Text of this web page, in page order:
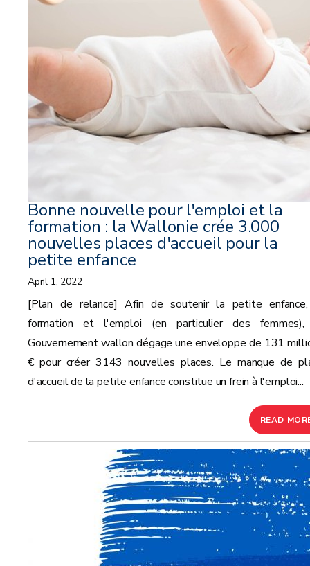
Bonne nouvelle pour l'emploi et la
formation : la Wallonie crée 3.000
nouvelles places d'accueil pour la
petite enfance
April 1, 2022
[Plan de relance] Afin de soutenir la petite
formation et l'emploi (en particulier des
Gouvernement wallon dégage une enveloppe de 131
€ pour créer 3143 nouvelles places. Le manque de
d'accueil de la petite enfance constitue un frein à l'emploi...
READ